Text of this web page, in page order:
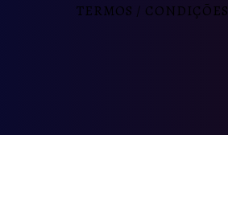
TERMOS / CONDIÇÕES